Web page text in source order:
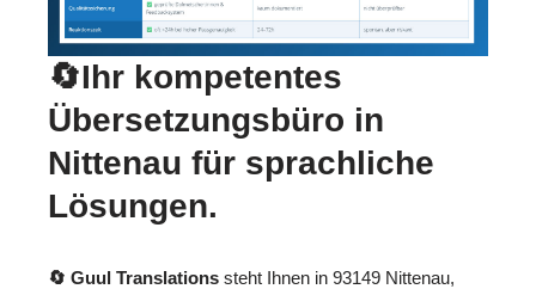
🔄Ihr kompetentes
Übersetzungsbüro in
Nittenau für sprachliche
Lösungen.
🔄 Guul Translations steht Ihnen in 93149 Nittenau,